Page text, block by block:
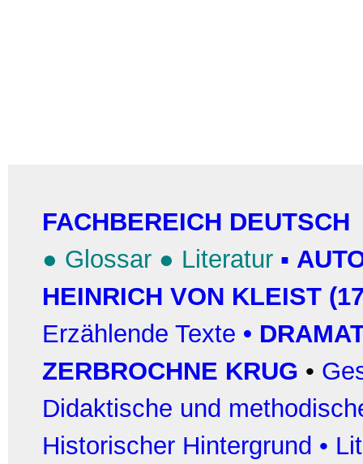
FACHBEREICH DEUTSCH
● Glossar ● Literatur ▪
HEINRICH VON KLEIST
Erzählende Texte •
ZERBROCHNE KRUG •
Didaktische und
Historischer Hintergrund •